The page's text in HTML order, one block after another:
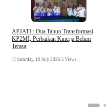
Indeks Berita
APJATI : Dua Tahun Transformasi
KP2MI, Perbaikan Kinerja Belum
Terasa
Saturday, 18 July 2026•5 Views